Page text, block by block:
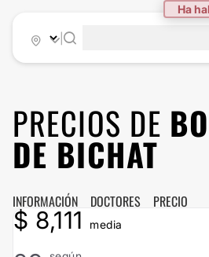
Ha
PRECIOS DE
DE BICHAT
INFORMACIÓN DOCTORES PRECIO
$ 8,111 media